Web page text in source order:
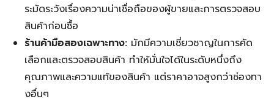
ระมัดระวังเรื่องความน่าเชื่อถือของผู้ขายและการตรวจสอบ
สินค้าก่อนซื้อ
ร้านค้ามือสองเฉพาะทาง: มักมีความเชี่ยวชาญในการคัด
เลือกและตรวจสอบสินค้า ทำให้มั่นใจได้ในระดับหนึ่งถึง
คุณภาพและความแท้ของสินค้า แต่ราคาอาจสูงกว่าช่องทา
งอื่นๆ